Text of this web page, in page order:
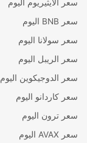
سعر الايثيريوم اليوم
سعر BNB اليوم
سعر سولانا اليوم
سعر الريبل اليوم
سعر الدوجيكوين اليوم
سعر كاردانو اليوم
سعر ترون اليوم
سعر AVAX اليوم